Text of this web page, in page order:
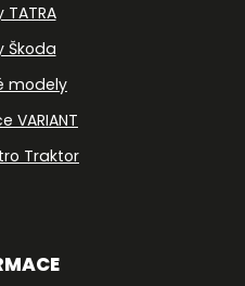
Škoda
modely
VARIANT
Traktor